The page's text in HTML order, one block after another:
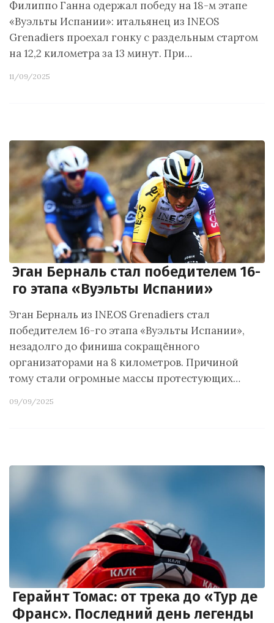
Филиппо Ганна одержал победу на 18-м этапе
«Вуэльты Испании»: итальянец из INEOS
Grenadiers проехал гонку с раздельным стартом
на 12,2 километра за 13 минут. При…
11/09/2025
Эган Берналь стал победителем 16-
го этапа «Вуэльты Испании»
Эган Берналь из INEOS Grenadiers стал
победителем 16-го этапа «Вуэльты Испании»,
незадолго до финиша сокращённого
организаторами на 8 километров. Причиной
тому стали огромные массы протестующих…
09/09/2025
Герайнт Томас: от трека до «Тур де
Франс». Последний день легенды